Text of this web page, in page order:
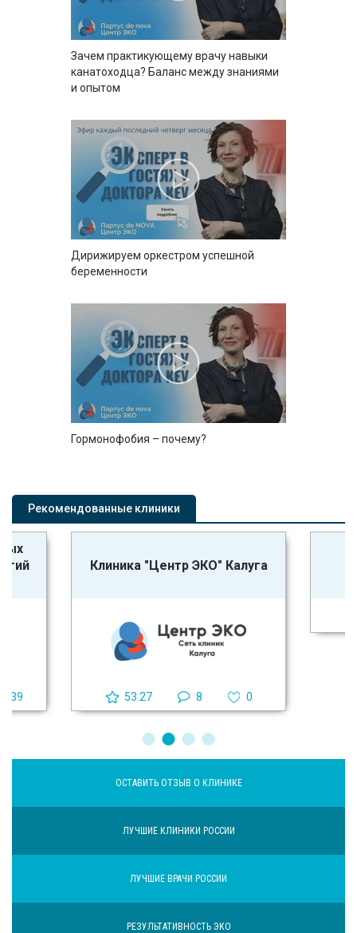
Зачем практикующему врачу навыки
канатоходца? Баланс между знаниями
и опытом
Дирижируем оркестром успешной
беременности
Гормонофобия – почему?
Рекомендованные клиники
39
Клиника "Центр ЭКО" Калуга
53.27 8 0
ОСТАВИТЬ ОТЗЫВ О КЛИНИКЕ
ЛУЧШИЕ КЛИНИКИ РОССИИ
ЛУЧШИЕ ВРАЧИ РОССИИ
РЕЗУЛЬТАТИВНОСТЬ ЭКО